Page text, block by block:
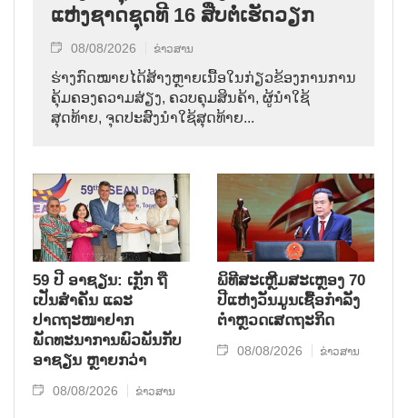
ແຫ່ງຊາດຊຸດທີ 16 ສືບຕໍ່ເຮັດວຽກ
08/08/2026 ຂ່າວສານ
ຮ່າງກົດໝາຍໄດ້ສ້າງຫຼາຍເນື້ອໃນກ່ຽວຂ້ອງການການ
ຄຸ້ມຄອງຄວາມສ່ຽງ, ຄວບຄຸມສິນຄ້າ, ຜູ້ນຳໃຊ້
ສຸດທ້າຍ, ຈຸດປະສົງນຳໃຊ້ສຸດທ້າຍ...
59 ປີ ອາຊຽນ: ເກຼັກ ຖື
ເປັນສຳຄັນ ແລະ
ປາດຖະໜາຢາກ
ພັດທະນາການພົວພັນກັບ
ອາຊຽນ ຫຼາຍກວ່າ
08/08/2026 ຂ່າວສານ
ພິທີສະເຫຼີມສະເຫຼອງ 70
ປີແຫ່ງວັນມູນເຊື້ອກຳລັງ
ຕຳຫຼວດເສດຖະກິດ
08/08/2026 ຂ່າວສານ